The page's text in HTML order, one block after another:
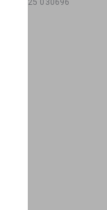
25 030696